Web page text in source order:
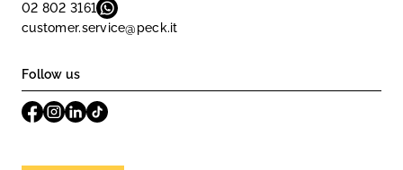
02 802 3161
customer.service@peck.it
Follow us